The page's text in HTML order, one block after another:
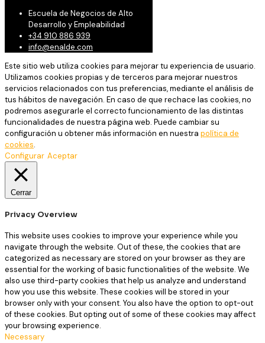
Escuela de Negocios de Alto
Desarrollo y Empleabilidad
+34 910 886 939
info@enalde.com
Este sitio web utiliza cookies para mejorar tu experiencia de usuario.
Utilizamos cookies propias y de terceros para mejorar nuestros
servicios relacionados con tus preferencias, mediante el análisis de
tus hábitos de navegación. En caso de que rechace las cookies, no
podremos asegurarle el correcto funcionamiento de las distintas
funcionalidades de nuestra página web. Puede cambiar su
configuración u obtener más información en nuestra política de
cookies.
Configurar Aceptar
Cerrar
Privacy Overview
This website uses cookies to improve your experience while you
navigate through the website. Out of these, the cookies that are
categorized as necessary are stored on your browser as they are
essential for the working of basic functionalities of the website. We
also use third-party cookies that help us analyze and understand
how you use this website. These cookies will be stored in your
browser only with your consent. You also have the option to opt-out
of these cookies. But opting out of some of these cookies may affect
your browsing experience.
Necessary